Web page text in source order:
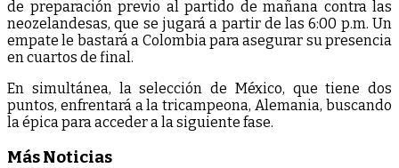
de preparación previo al partido de mañana contra las
neozelandesas, que se jugará a partir de las 6:00 p.m. Un
empate le bastará a Colombia para asegurar su presencia
en cuartos de final.
En simultánea, la selección de México, que tiene dos
puntos, enfrentará a la tricampeona, Alemania, buscando
la épica para acceder a la siguiente fase.
Más Noticias